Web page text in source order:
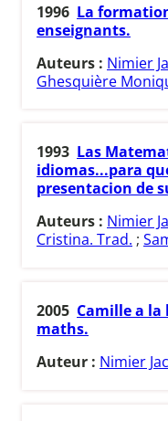
1996 La
enseignants.
Auteurs : Nimier
Ghesquière
1993 Las
idiomas...para
presentacion de
Auteurs : Nimier
Cristina. Trad. ;
2005 Camille a la
maths.
Auteur : Nimier